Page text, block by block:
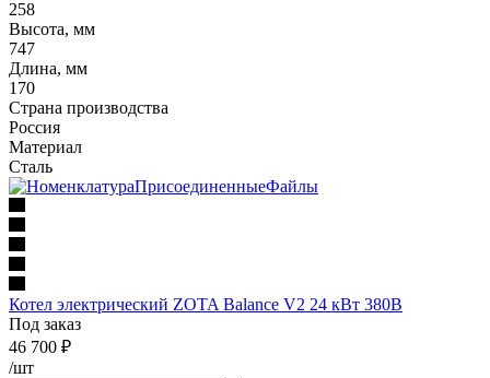
258
Высота, мм
747
Длина, мм
170
Страна производства
Россия
Материал
Сталь
Котел электрический ZOTA Balance V2 24 кВт 380В
Под заказ
46 700 ₽
/шт